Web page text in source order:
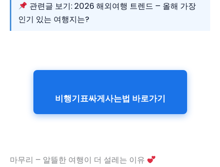
관련글 보기: 2026 해외여행 트렌드 – 올해 가장
인기 있는 여행지는?
비행기표싸게사는법 바로가기
마무리 – 알뜰한 여행이 더 설레는 이유